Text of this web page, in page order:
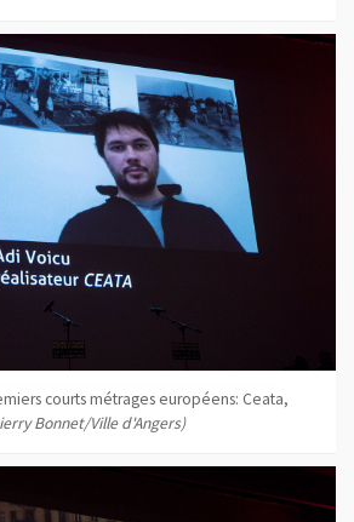
courts métrages européens: Ceata,
Bonnet/Ville d'Angers)